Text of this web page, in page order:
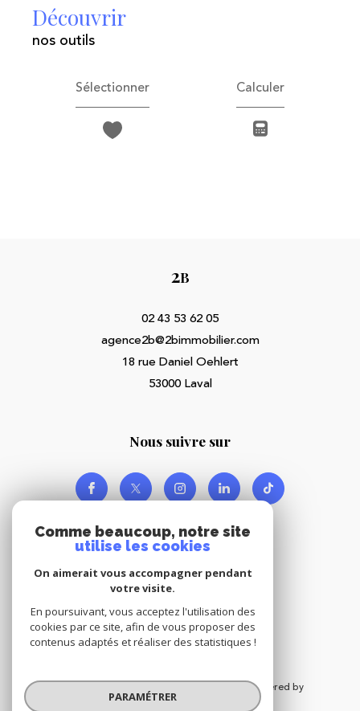
découvrir
nos outils
Sélectionner Calculer
2B
02 43 53 62 05
agence2b@2bimmobilier.com
18 rue Daniel Oehlert
53000 Laval
nous suivre sur
© 2026 | Tous droits réservés | Traduction powered by
Google |
Comme beaucoup, notre site
utilise les cookies
On aimerait vous accompagner pendant
votre visite.
En poursuivant, vous acceptez l'utilisation des
cookies par ce site, afin de vous proposer des
contenus adaptés et réaliser des statistiques !
PARAMÉTRER